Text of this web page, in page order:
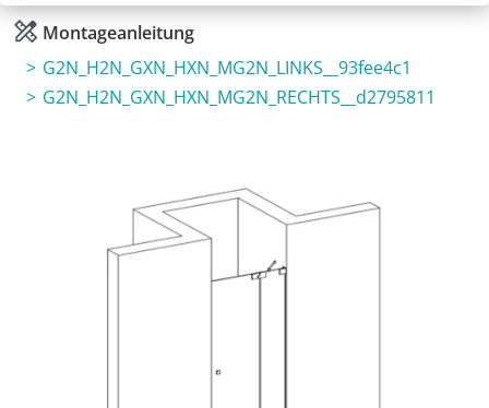
Montageanleitung
G2N_H2N_GXN_HXN_MG2N_LINKS__93fee4c1
G2N_H2N_GXN_HXN_MG2N_RECHTS__d2795811